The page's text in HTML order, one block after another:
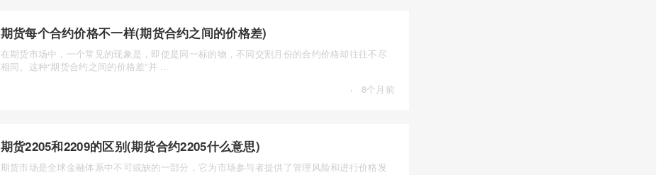
期货每个合约价格不一样(期货合约之间的价格差)
在期货市场中，一个常见的现象是，即使是同一标的物，不同交割月份的合约价格却往往不尽
相同。这种“期货合约之间的价格差”并 ...
· 8个月前
期货2205和2209的区别(期货合约2205什么意思)
期货市场是全球金融体系中不可或缺的一部分，它为市场参与者提供了管理风险和进行价格发